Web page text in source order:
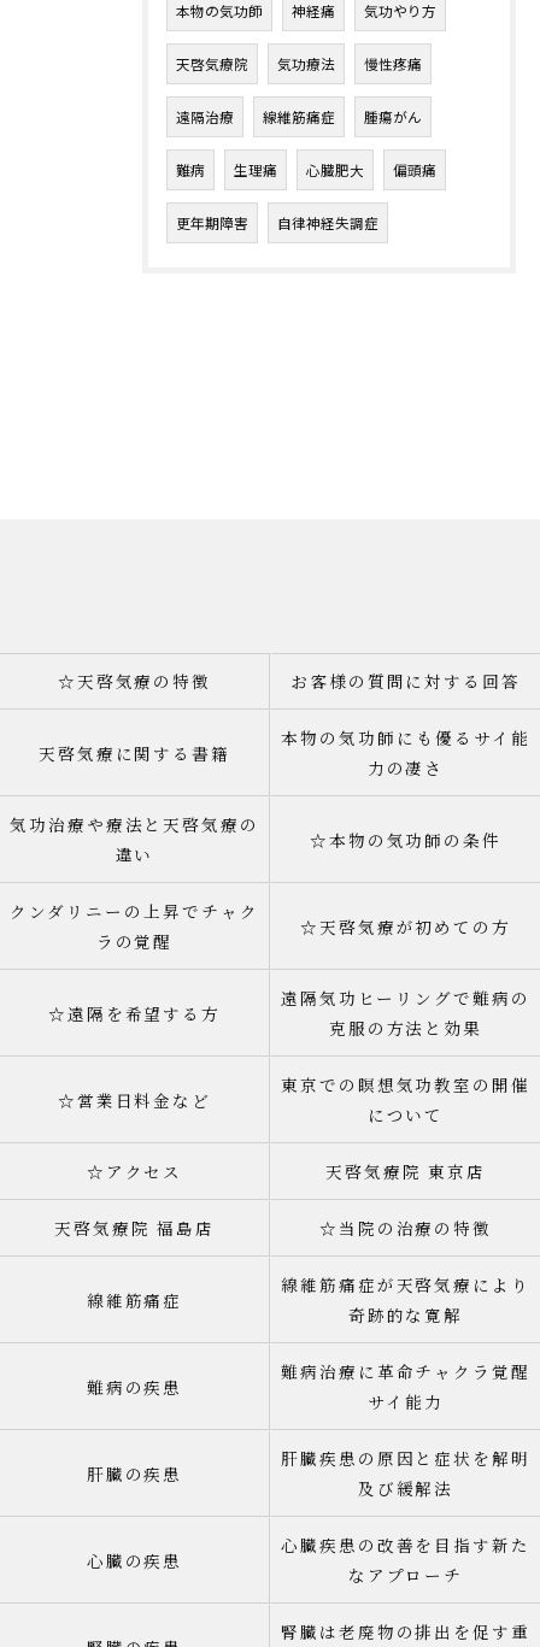
本物の気功師 神経痛 気功やり方
天啓気療院 気功療法 慢性疼痛
遠隔治療 線維筋痛症 腫瘍がん
難病 生理痛 心臓肥大 偏頭痛
更年期障害 自律神経失調症
☆天啓気療の特徴 お客様の質問に対する回答
天啓気療に関する書籍
本物の気功師にも優るサイ能
力の凄さ
気功治療や療法と天啓気療の
違い
☆本物の気功師の条件
クンダリニーの上昇でチャク
ラの覚醒
☆天啓気療が初めての方
☆遠隔を希望する方
遠隔気功ヒーリングで難病の
克服の方法と効果
☆営業日料金など
東京での瞑想気功教室の開催
について
☆アクセス 天啓気療院 東京店
天啓気療院 福島店 ☆当院の治療の特徴
線維筋痛症
線維筋痛症が天啓気療により
奇跡的な寛解
難病の疾患
難病治療に革命チャクラ覚醒
サイ能力
肝臓の疾患
肝臓疾患の原因と症状を解明
及び緩解法
心臓の疾患
心臓疾患の改善を目指す新た
なアプローチ
腎臓は老廃物の排出を促す重